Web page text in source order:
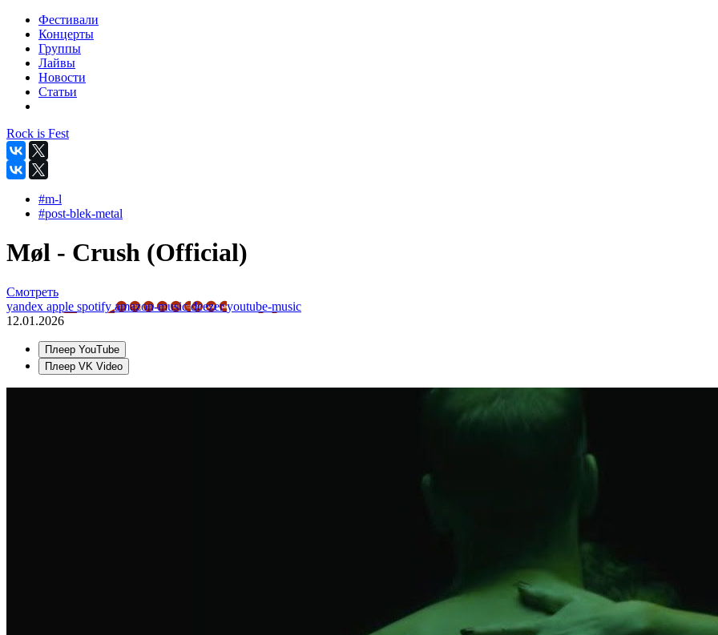
Фестивали
Концерты
Группы
Лайвы
Новости
Статьи
Rock is Fest
#m-l
#post-blek-metal
Møl - Crush (Official)
Смотреть
yandex apple spotifyamazon-musicdeezeryoutube-music
12.01.2026
Плеер YouTube
Плеер VK Video